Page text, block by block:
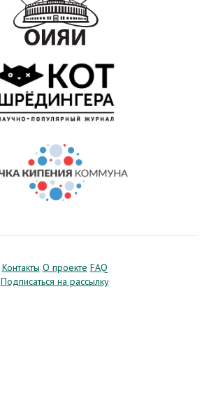
Контакты О проекте FAQ
Подписаться на рассылку